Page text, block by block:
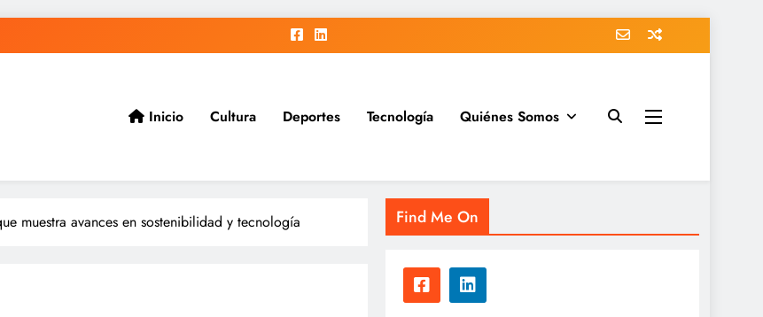
Inicio Cultura Deportes Tecnología Quiénes Somos
muestra avances en sostenibilidad y tecnología Find Me On